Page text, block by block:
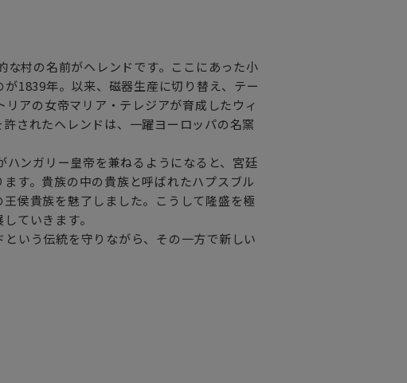
村の名前がヘレンドです。ここにあった小
1839年。以来、磁器生産に切り替え、テー
アの女帝マリア・テレジアが育成したウィ
されたヘレンドは、一躍ヨーロッパの名窯
ンガリー皇帝を兼ねるようになると、宮廷
す。貴族の中の貴族と呼ばれたハプスブル
侯貴族を魅了しました。こうして隆盛を極
ていきます。
いう伝統を守りながら、その一方で新しい